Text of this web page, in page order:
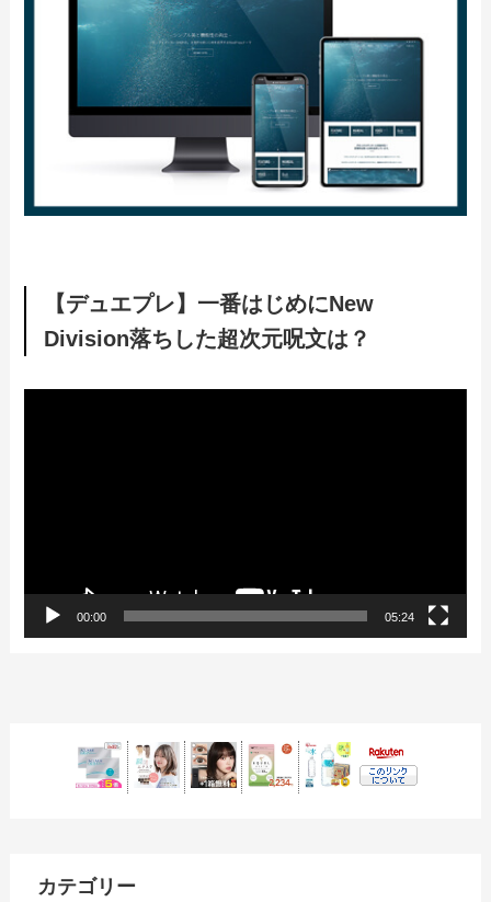
【デュエプレ】一番はじめにNew
Division落ちした超次元呪文は？
00:00 05:24
カテゴリー